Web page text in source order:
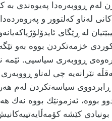
ژن لەم ڕووبەرەدا پەیوەندی بە
لەناو كەلتوور و
لە ڕێگای
خزمەتكردن بووە بەو
ڕووبەری سیاسیی. ئێمە
نێرانەیە چی لەناو ڕووبەری
ڕابردووی سیاسەتكردن لەم
بووە، ئەزمونێك بووە نەك
بونیادی كێشە